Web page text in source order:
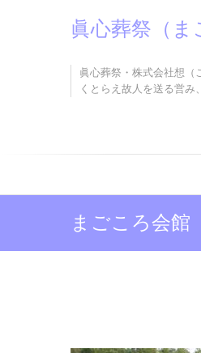
眞心葬祭（ま
眞心葬祭・株式会社想（
くとらえ故人を送る営み
まごころ会